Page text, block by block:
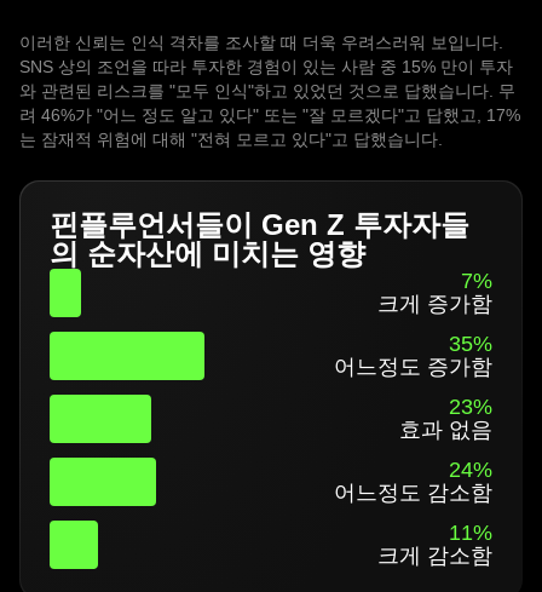
이러한 신뢰는 인식 격차를 조사할 때 더욱 우려스러워 보입니다.
SNS 상의 조언을 따라 투자한 경험이 있는 사람 중 15% 만이 투자
와 관련된 리스크를 "모두 인식"하고 있었던 것으로 답했습니다. 무
려 46%가 "어느 정도 알고 있다" 또는 "잘 모르겠다"고 답했고, 17%
는 잠재적 위험에 대해 "전혀 모르고 있다"고 답했습니다.
핀플루언서들이 Gen Z 투자자들
의 순자산에 미치는 영향
7%
크게 증가함
35%
어느정도 증가함
23%
효과 없음
24%
어느정도 감소함
11%
크게 감소함